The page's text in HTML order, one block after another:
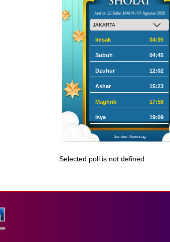
Jum'at, 22 Safar 1448 H / 07 Agustus 2026
Imsak 04:35
Subuh 04:45
Dzuhur 12:02
Ashar 15:23
Maghrib 17:58
Isya 19:09
Sumber: Kemenag
Selected poll is not defined.